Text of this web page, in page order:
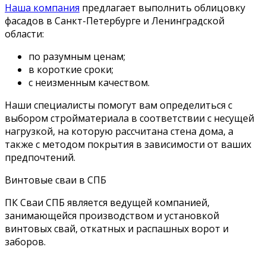
Наша компания предлагает выполнить облицовку
фасадов в Санкт-Петербурге и Ленинградской
области:
по разумным ценам;
в короткие сроки;
с неизменным качеством.
Наши специалисты помогут вам определиться с
выбором стройматериала в соответствии с несущей
нагрузкой, на которую рассчитана стена дома, а
также с методом покрытия в зависимости от ваших
предпочтений.
Винтовые сваи в СПБ
ПК Сваи СПБ является ведущей компанией,
занимающейся производством и установкой
винтовых свай, откатных и распашных ворот и
заборов.